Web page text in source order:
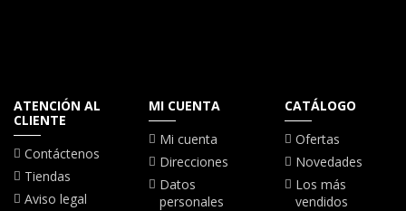
ATENCIÓN AL
CLIENTE
Contáctenos
Tiendas
Aviso legal
MI CUENTA
Mi cuenta
Direcciones
Datos
personales
CATÁLOGO
Ofertas
Novedades
Los más
vendidos